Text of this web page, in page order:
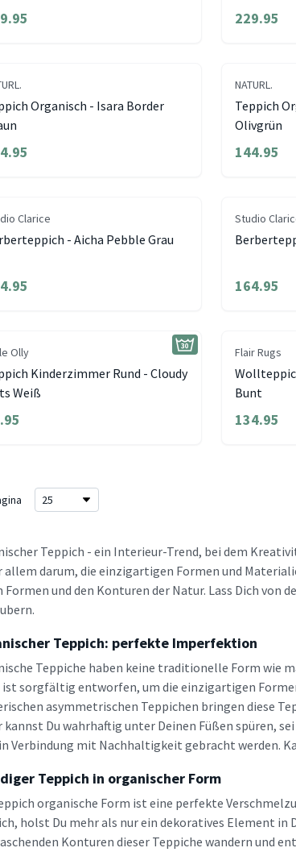
229.95
Organisch - Isara Border
NATURL.
Teppich
Olivgrün
144.95
Clarice
- Aicha Pebble Grau
Studio
164.95
Olly
Kinderzimmer Rund - Cloudy
Weiß
Flair Rugs
Bunt
134.95
Teppich - ein Interieur-Trend, bei dem
allem darum, die einzigartigen Formen und
Formen und den Konturen der Natur. Lass Dich
Teppich: perfekte Imperfektion
Teppiche haben keine traditionelle Form wie
ist sorgfältig entworfen, um die einzigartigen
asymmetrischen Teppichen bringen diese
kannst Du wahrhaftig unter Deinen Füßen spüren,
Verbindung mit Nachhaltigkeit gebracht werden.
Teppich in organischer Form
organische Form ist eine perfekte
holst Du mehr als nur ein dekoratives Element in
Konturen dieser Teppiche wandern und